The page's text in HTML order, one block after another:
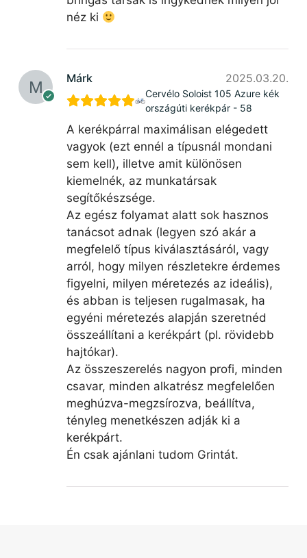
néz ki
Márk 2025.03.20.
Cervélo Soloist 105 Azure kék
országúti kerékpár - 58
A kerékpárral maximálisan elégedett
vagyok (ezt ennél a típusnál mondani
sem kell), illetve amit különösen
kiemelnék, az munkatársak
segítőkészsége.
Az egész folyamat alatt sok hasznos
tanácsot adnak (legyen szó akár a
megfelelő típus kiválasztásáról, vagy
arról, hogy milyen részletekre érdemes
figyelni, milyen méretezés az ideális),
és abban is teljesen rugalmasak, ha
egyéni méretezés alapján szeretnéd
összeállítani a kerékpárt (pl. rövidebb
hajtókar).
Az összeszerelés nagyon profi, minden
csavar, minden alkatrész megfelelően
meghúzva-megzsírozva, beállítva,
tényleg menetkészen adják ki a
kerékpárt.
Én csak ajánlani tudom Grintát.